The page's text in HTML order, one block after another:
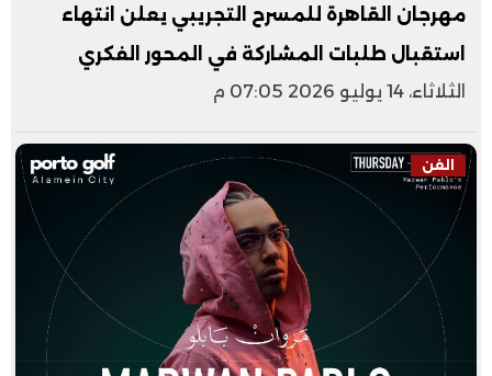
مهرجان القاهرة للمسرح التجريبي يعلن انتهاء
استقبال طلبات المشاركة في المحور الفكري
الثلاثاء، 14 يوليو 2026 07:05 م
الفن